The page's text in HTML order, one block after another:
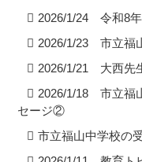
2026/1/24 令和8
2026/1/23 市立福
2026/1/21 大西先
2026/1/18 市立福
セージ②
市立福山中学校の